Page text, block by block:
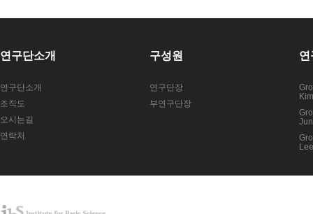
연구단소개
연구단소개
조직도
오시는길
연락처
구성원
연구단장
부연구단장
연